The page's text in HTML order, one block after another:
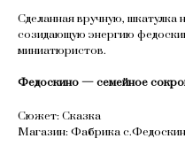
Сделанная вручную, шкатулка
созидающую энергию
миниатюристов.
Федоскино — семейное
Сюжет: Сказка
Магазин: Фабрика